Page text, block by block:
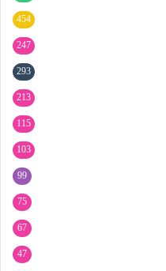
454
247
293
213
115
103
99
75
67
47